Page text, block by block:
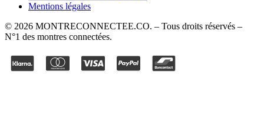
Mentions légales
© 2026 MONTRECONNECTEE.CO. – Tous droits réservés –
N°1 des montres connectées.